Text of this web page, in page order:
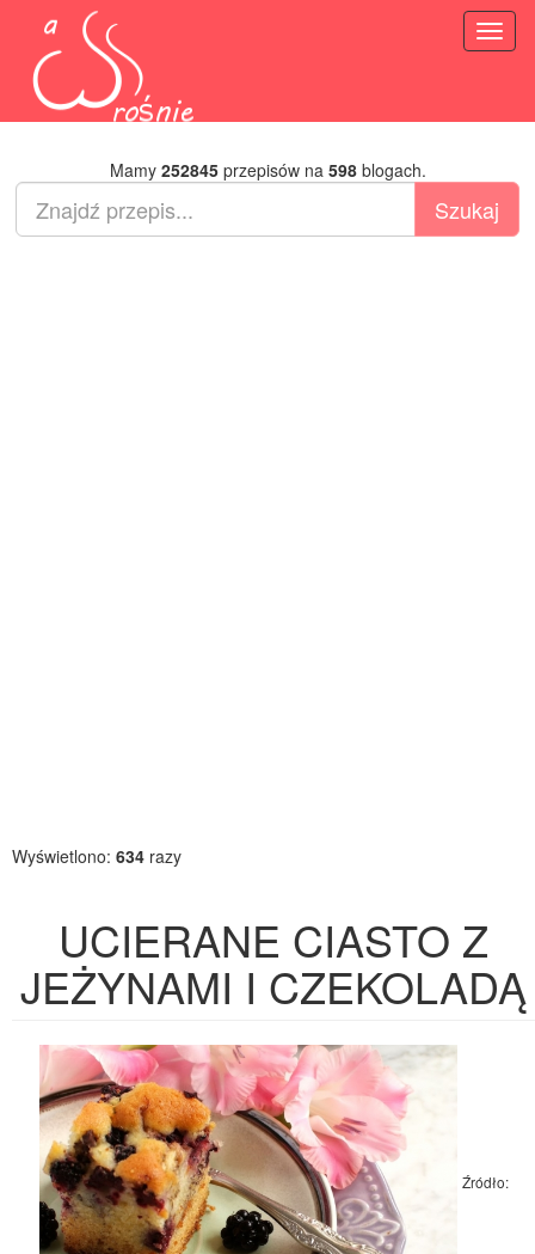
Mamy 252845przepisów na 598blogach.
Wyświetlono: 634 razy
UCIERANE CIASTO Z
JEŻYNAMI I CZEKOLADĄ
Źródło: